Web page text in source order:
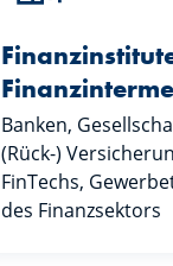
Banken,
(Rück-)
FinTechs,
des Finanzsektors